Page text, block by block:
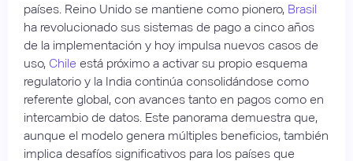
países. Reino Unido se mantiene como pionero, Brasil
ha revolucionado sus sistemas de pago a cinco años
de la implementación y hoy impulsa nuevos casos de
uso, Chile está próximo a activar su propio esquema
regulatorio y la India continúa consolidándose como
referente global, con avances tanto en pagos como en
intercambio de datos. Este panorama demuestra que,
aunque el modelo genera múltiples beneficios, también
implica desafíos significativos para los países que